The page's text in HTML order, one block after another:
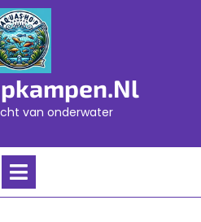
van onderwater
Open